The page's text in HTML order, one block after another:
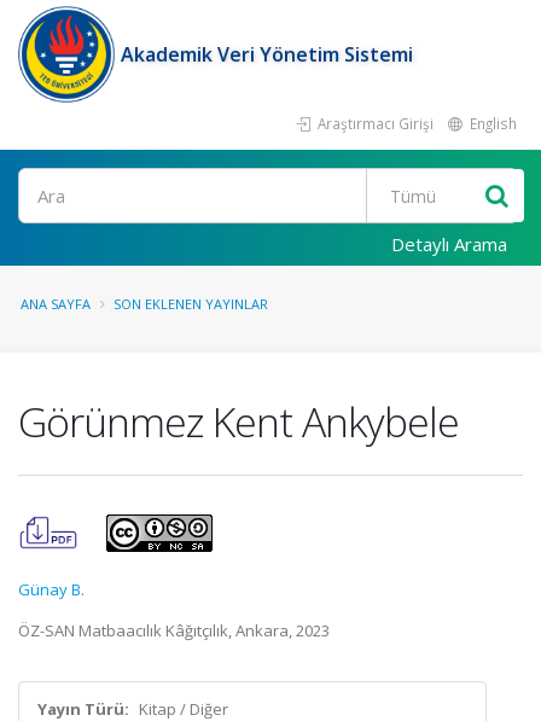
Akademik Veri Yönetim Sistemi
Araştırmacı Girişi English
Ara
Detaylı Arama
ANA SAYFA SON EKLENEN YAYINLAR
Görünmez Kent Ankybele
Günay B.
ÖZ-SAN Matbaacılık Kâğıtçılık, Ankara, 2023
Yayın Türü: Kitap / Diğer